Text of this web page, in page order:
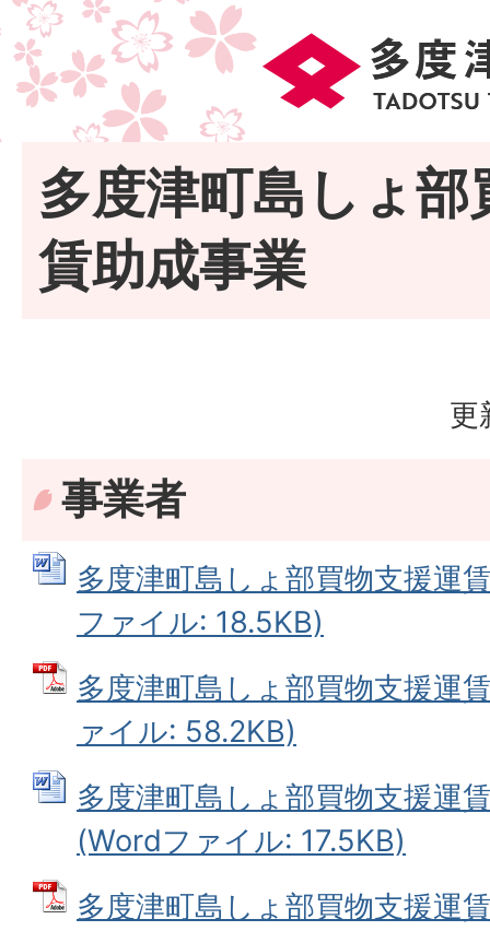
多度津町島しょ部
賃助成事業
更
事業者
多度津町島しょ部買物支援運
ファイル: 18.5KB)
多度津町島しょ部買物支援運
ァイル: 58.2KB)
多度津町島しょ部買物支援運
(Wordファイル: 17.5KB)
多度津町島しょ部買物支援運